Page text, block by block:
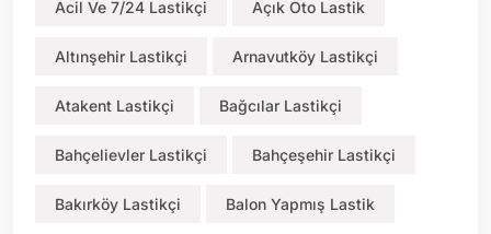
Acil Ve 7/24 Lastikçi Açık Oto Lastik
Altınşehir Lastikçi Arnavutköy Lastikçi
Atakent Lastikçi Bağcılar Lastikçi
Bahçelievler Lastikçi Bahçeşehir Lastikçi
Bakırköy Lastikçi Balon Yapmış Lastik